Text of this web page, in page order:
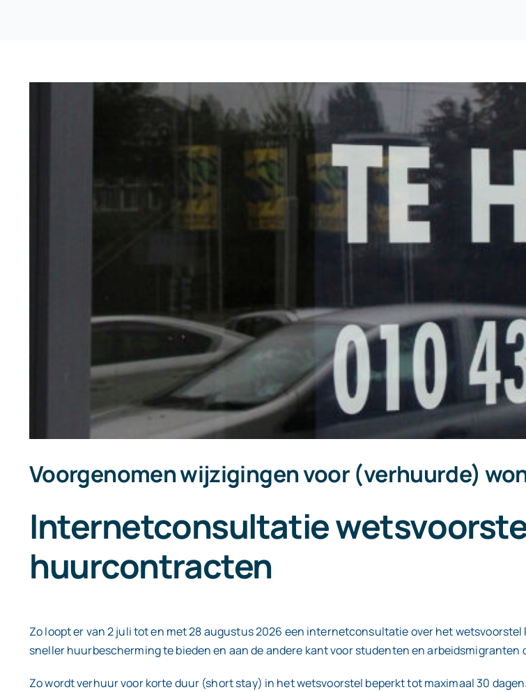
Voorgenomen wijzigingen voor (verhuurde)
Internetconsultatie
huurcontracten
Zo loopt er van 2 juli tot en met 28 augustus 2026 een internetconsultatie over het
sneller huurbescherming te bieden en aan de andere kant voor studenten en
Zo wordt verhuur voor korte duur (short stay) in het wetsvoorstel beperkt tot maximaal 30